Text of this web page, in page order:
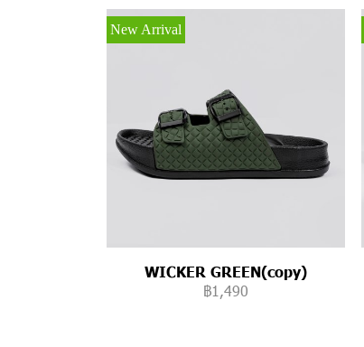
New Arrival
WICKER GREEN(copy)
฿1,490